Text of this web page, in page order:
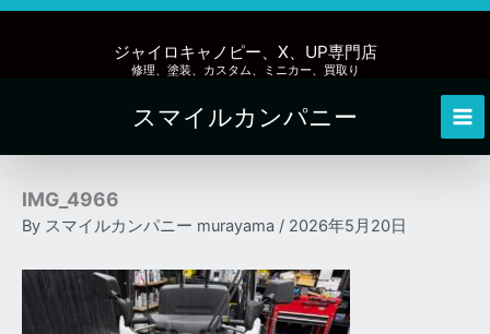
内
ッ
ジャイロキャノピー、X、UP専門店
修理、塗装、カスタム、ミニカー、買取り
スマイルカンパニー
IMG_4966
By スマイルカンパニー murayama / 2026年5月20日